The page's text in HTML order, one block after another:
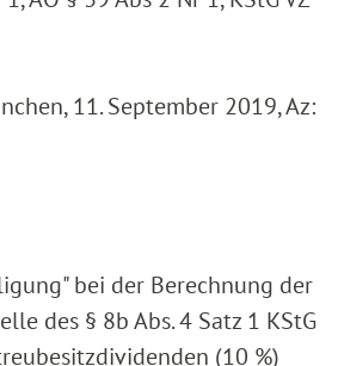
11. September 2019, Az:
bei der Berechnung der
des § 8b Abs. 4 Satz 1 KStG
(10 %)